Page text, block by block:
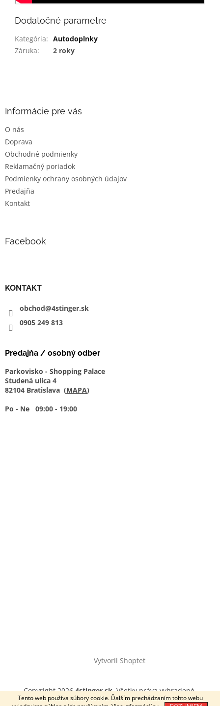
Tento web používa súbory cookie. Ďalším prechádzaním tohto webu
Dodatočné parametre
Kategória: Autodoplnky
Záruka: 2 roky
Informácie pre vás
O nás
Doprava
Obchodné podmienky
Reklamačný poriadok
Podmienky ochrany osobných údajov
Predajňa
Kontakt
Facebook
KONTAKT
obchod@4stinger.sk
0905 249 813
Predajňa / osobný odber
Parkovisko - Shopping Palace
Studená ulica 4
82104 Bratislava (MAPA)
Po - Ne 09:00 - 19:00
Vytvoril Shoptet
Copyright 20264stinger.sk. Všetky práva vyhradené.